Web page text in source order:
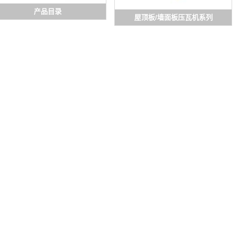
产品目录
屋顶板/墙面板压瓦机系列